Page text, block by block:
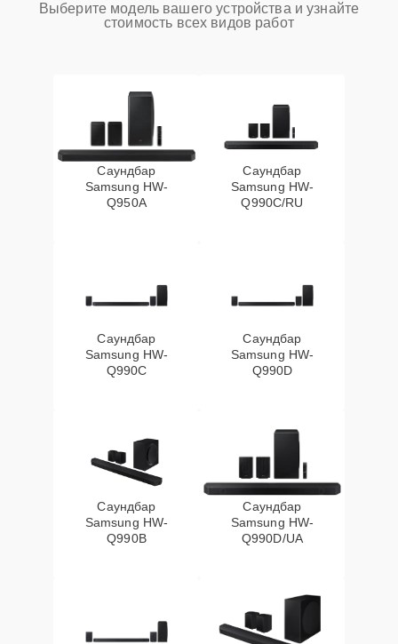
Выберите модель вашего устройства и узнайте
стоимость всех видов работ
Саундбар
Samsung HW-
Q950A
Саундбар
Samsung HW-
Q990C/RU
Саундбар
Samsung HW-
Q990C
Саундбар
Samsung HW-
Q990D
Саундбар
Samsung HW-
Q990B
Саундбар
Samsung HW-
Q990D/UA